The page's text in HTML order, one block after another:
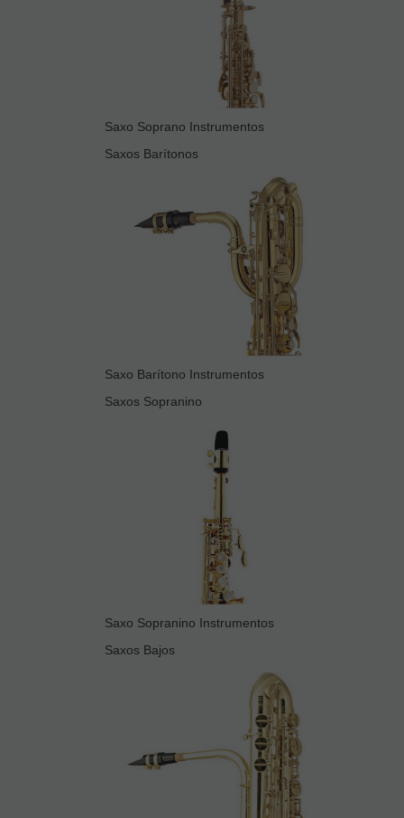
Saxo Soprano Instrumentos
Saxos Barítonos
Saxo Barítono Instrumentos
Saxos Sopranino
Saxo Sopranino Instrumentos
Saxos Bajos